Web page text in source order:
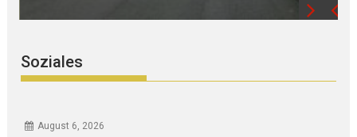
Soziales
August 6, 2026